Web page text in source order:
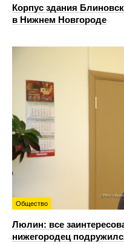
Корпус здания
в Нижнем Новгороде
Общество
Люлин: все
нижегородец